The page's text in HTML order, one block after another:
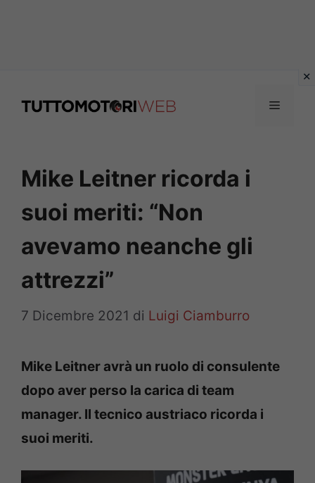
Menu
Mike Leitner ricorda i
suoi meriti: “Non
avevamo neanche gli
attrezzi”
7 Dicembre 2021 di Luigi Ciamburro
Mike Leitner avrà un ruolo di consulente
dopo aver perso la carica di team
manager. Il tecnico austriaco ricorda i
suoi meriti.